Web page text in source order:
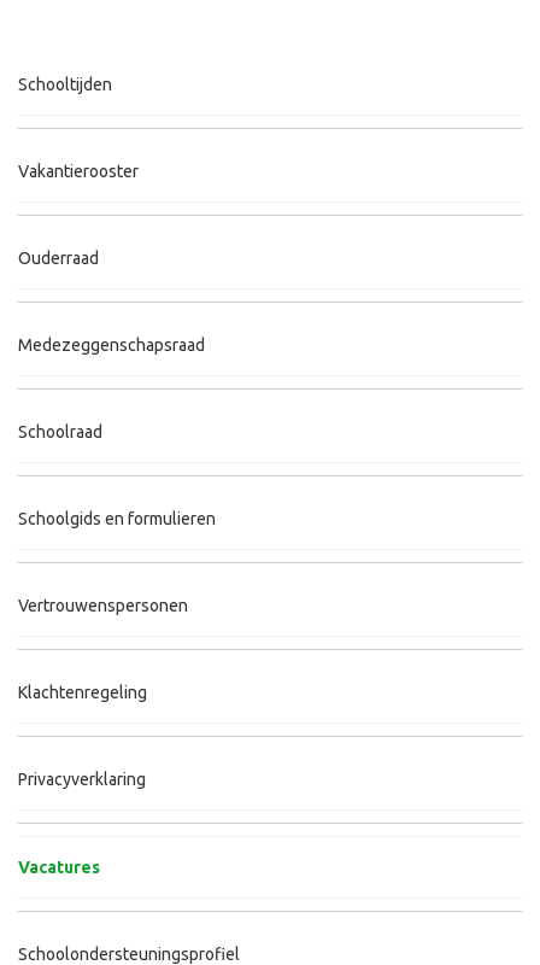
Schooltijden
Vakantierooster
Ouderraad
Medezeggenschapsraad
Schoolraad
Schoolgids en formulieren
Vertrouwenspersonen
Klachtenregeling
Privacyverklaring
Vacatures
Schoolondersteuningsprofiel